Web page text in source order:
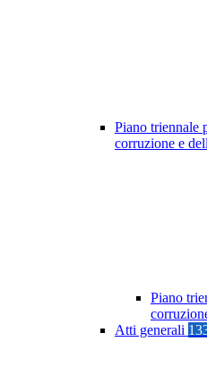
Piano triennale
corruzione e
Piano
Atti generali